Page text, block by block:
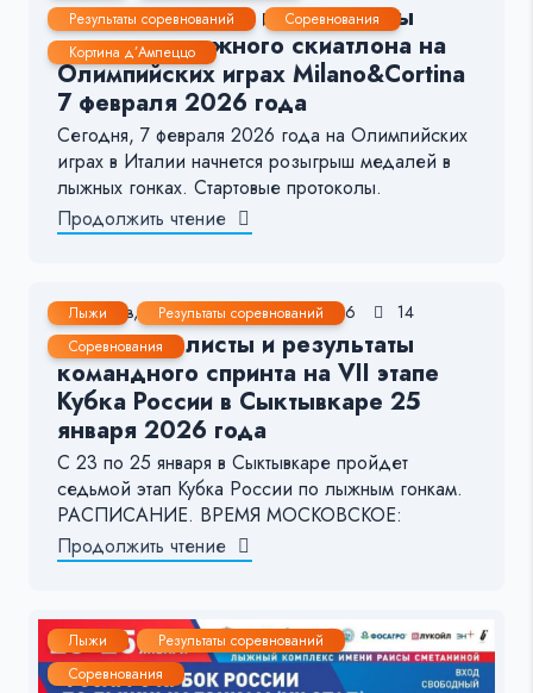
Результаты соревнований
Соревнования
Кортина д’Ампеццо
Стартовые листы и результаты
женского лыжного скиатлона на
Олимпийских играх Milano&Cortina
7 февраля 2026 года
Сегодня, 7 февраля 2026 года на Олимпийских
играх в Италии начнется розыгрыш медалей в
лыжных гонках. Стартовые протоколы.
Продолжить чтение
Лыжи
Результаты соревнований
Соревнования
25 Янв, 2026 1-2 мин. 296 14
Стартовые листы и результаты
командного спринта на VII этапе
Кубка России в Сыктывкаре 25
января 2026 года
С 23 по 25 января в Сыктывкаре пройдет
седьмой этап Кубка России по лыжным гонкам.
РАСПИСАНИЕ. ВРЕМЯ МОСКОВСКОЕ:
Продолжить чтение
Лыжи
Результаты соревнований
Соревнования